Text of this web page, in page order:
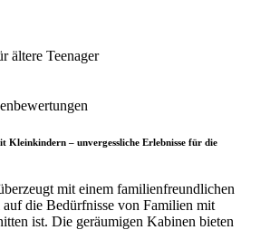
ältere Teenager
Kleinkindern – unvergessliche Erlebnisse für die
mit einem familienfreundlichen
auf die Bedürfnisse von Familien mit
ist. Die geräumigen Kabinen bieten